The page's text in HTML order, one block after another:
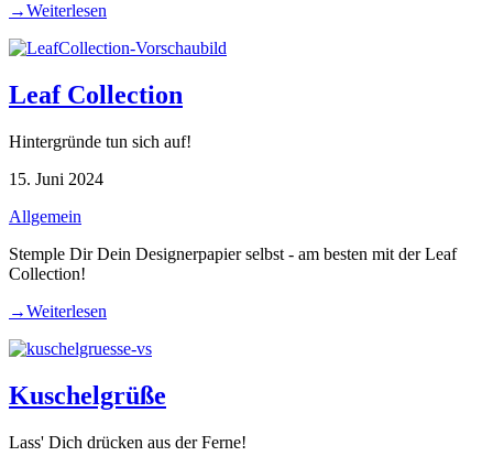
→Weiterlesen
Leaf Collection
Hintergründe tun sich auf!
15. Juni 2024
Allgemein
Stemple Dir Dein Designerpapier selbst - am besten mit der Leaf
Collection!
→Weiterlesen
Kuschelgrüße
Lass' Dich drücken aus der Ferne!